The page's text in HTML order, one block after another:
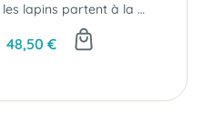
Quand les lapins partent à la conquête de leur territoire...
48,50 €